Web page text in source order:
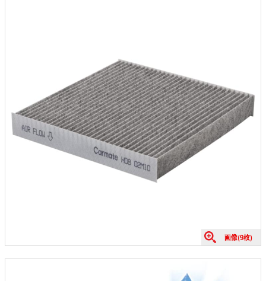
画像(9枚)